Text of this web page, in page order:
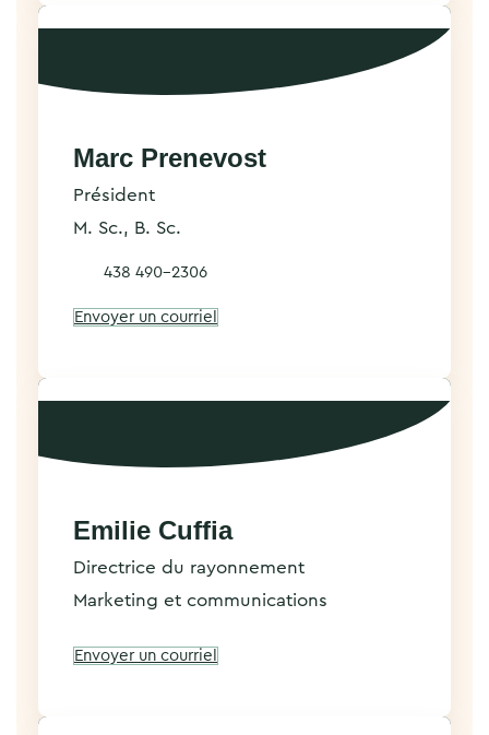
Marc Prenevost
Président
M. Sc., B. Sc.
438 490-2306
Envoyer un courriel
Emilie Cuffia
Directrice du rayonnement
Marketing et communications
Envoyer un courriel